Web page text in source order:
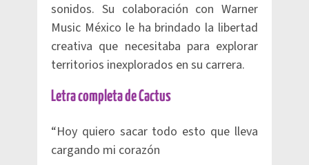
sonidos. Su colaboración con Warner
Music México le ha brindado la libertad
creativa que necesitaba para explorar
territorios inexplorados en su carrera.
Letra completa de Cactus
“Hoy quiero sacar todo esto que lleva
cargando mi corazón